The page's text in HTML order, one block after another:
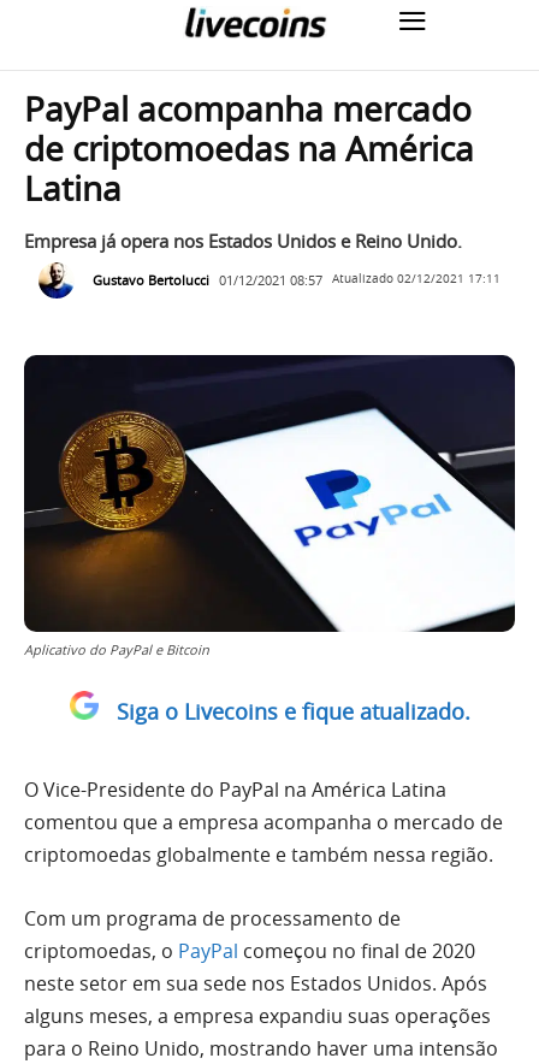
PayPal acompanha mercado
de criptomoedas na América
Latina
Empresa já opera nos Estados Unidos e Reino Unido.
Gustavo Bertolucci 01/12/2021 08:57 Atualizado 02/12/2021 17:11
Aplicativo do PayPal e Bitcoin
Siga o Livecoins e fique atualizado.
O Vice-Presidente do PayPal na América Latina
comentou que a empresa acompanha o mercado de
criptomoedas globalmente e também nessa região.
Com um programa de processamento de
criptomoedas, o PayPal começou no final de 2020
neste setor em sua sede nos Estados Unidos. Após
alguns meses, a empresa expandiu suas operações
para o Reino Unido, mostrando haver uma intensão